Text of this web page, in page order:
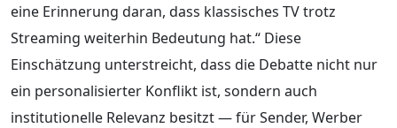
eine Erinnerung daran, dass klassisches TV trotz
Streaming weiterhin Bedeutung hat.“ Diese
Einschätzung unterstreicht, dass die Debatte nicht nur
ein personalisierter Konflikt ist, sondern auch
institutionelle Relevanz besitzt — für Sender, Werber